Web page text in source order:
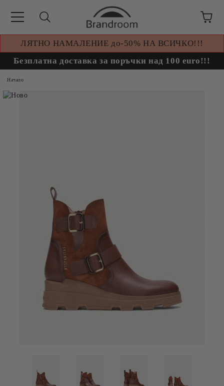
ЛЯТНО НАМАЛЕНИЕ до-50% НА ВСИЧКО!!!
Безплатна доставка за поръчки над 100 euro!!!
Начало